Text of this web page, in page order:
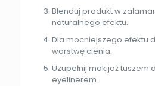
Blenduj produkt w
naturalnego efektu.
Dla mocniejszego efektu
warstwę cienia.
Uzupełnij makijaż tuszem
eyelinerem.